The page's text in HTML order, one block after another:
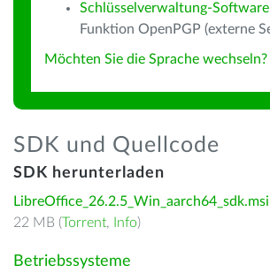
Schlüsselverwaltung-Software
Funktion OpenPGP (externe
Möchten Sie die Sprache wechseln?
SDK und Quellcode
SDK herunterladen
LibreOffice_26.2.5_Win_aarch64_sdk.msi
22 MB (Torrent, Info)
Betriebssysteme